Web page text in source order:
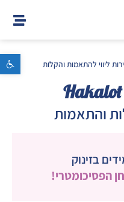
פתח סרגל נגישות ליווי להתאמות והקלות
והתאמות
הפסיכומטרי!